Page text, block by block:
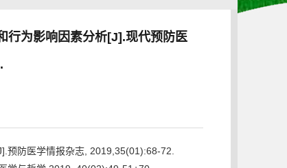
行为影响因素分析[J].现代预防医
预防医学情报杂志, 2019,35(01):68-72.